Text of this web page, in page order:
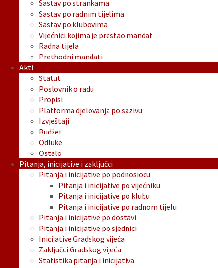
Sastav po strankama
Sastav po radnim tijelima
Sastav po klubovima
Vijećnici kojima je prestao mandat
Radna tijela
Prethodni mandati
Akti
Statut
Poslovnik o radu
Propisi
Platforma djelovanja po sazivu
Izvještaji
Budžet
Odluke
Ostalo
Pitanja, inicijative i zaključci
Pitanja i inicijative po podnosiocu
Pitanja i inicijative po vijećniku
Pitanja i inicijative po klubu
Pitanja i inicijative po radnom tijelu
Pitanja i inicijative po dostavi
Pitanja i inicijative po sjednici
Inicijative Gradskog vijeća
Zaključci Gradskog vijeća
Statistika pitanja i inicijativa